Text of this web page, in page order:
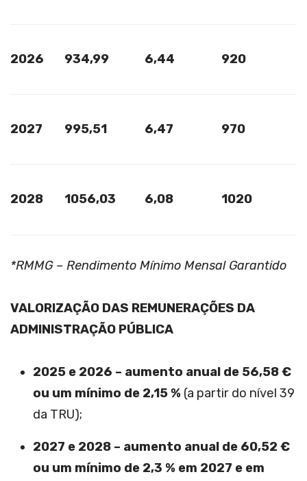
2026 934,99 6,44 920
2027 995,51 6,47 970
2028 1056,03 6,08 1020
*RMMG – Rendimento Mínimo Mensal Garantido
VALORIZAÇÃO DAS REMUNERAÇÕES DA
ADMINISTRAÇÃO PÚBLICA
2025 e 2026 – aumento anual de 56,58 €
ou um mínimo de 2,15 % (a partir do nível 39
da TRU);
2027 e 2028 – aumento anual de 60,52 €
ou um mínimo de 2,3 % em 2027 e em